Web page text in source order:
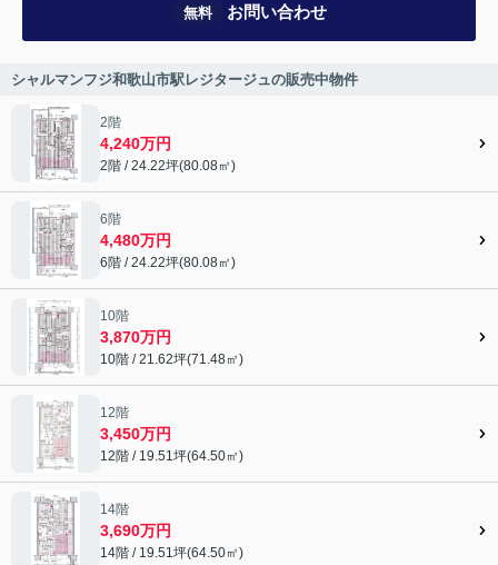
無料 お問い合わせ
シャルマンフジ和歌山市駅レジタージュの販売中物件
2階
4,240万円
2階 / 24.22坪(80.08㎡)
6階
4,480万円
6階 / 24.22坪(80.08㎡)
10階
3,870万円
10階 / 21.62坪(71.48㎡)
12階
3,450万円
12階 / 19.51坪(64.50㎡)
14階
3,690万円
14階 / 19.51坪(64.50㎡)